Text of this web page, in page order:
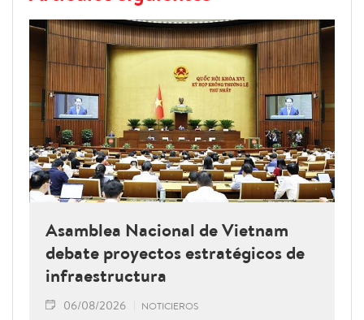
Asamblea Nacional de Vietnam
debate proyectos estratégicos de
infraestructura
06/08/2026 NOTICIEROS